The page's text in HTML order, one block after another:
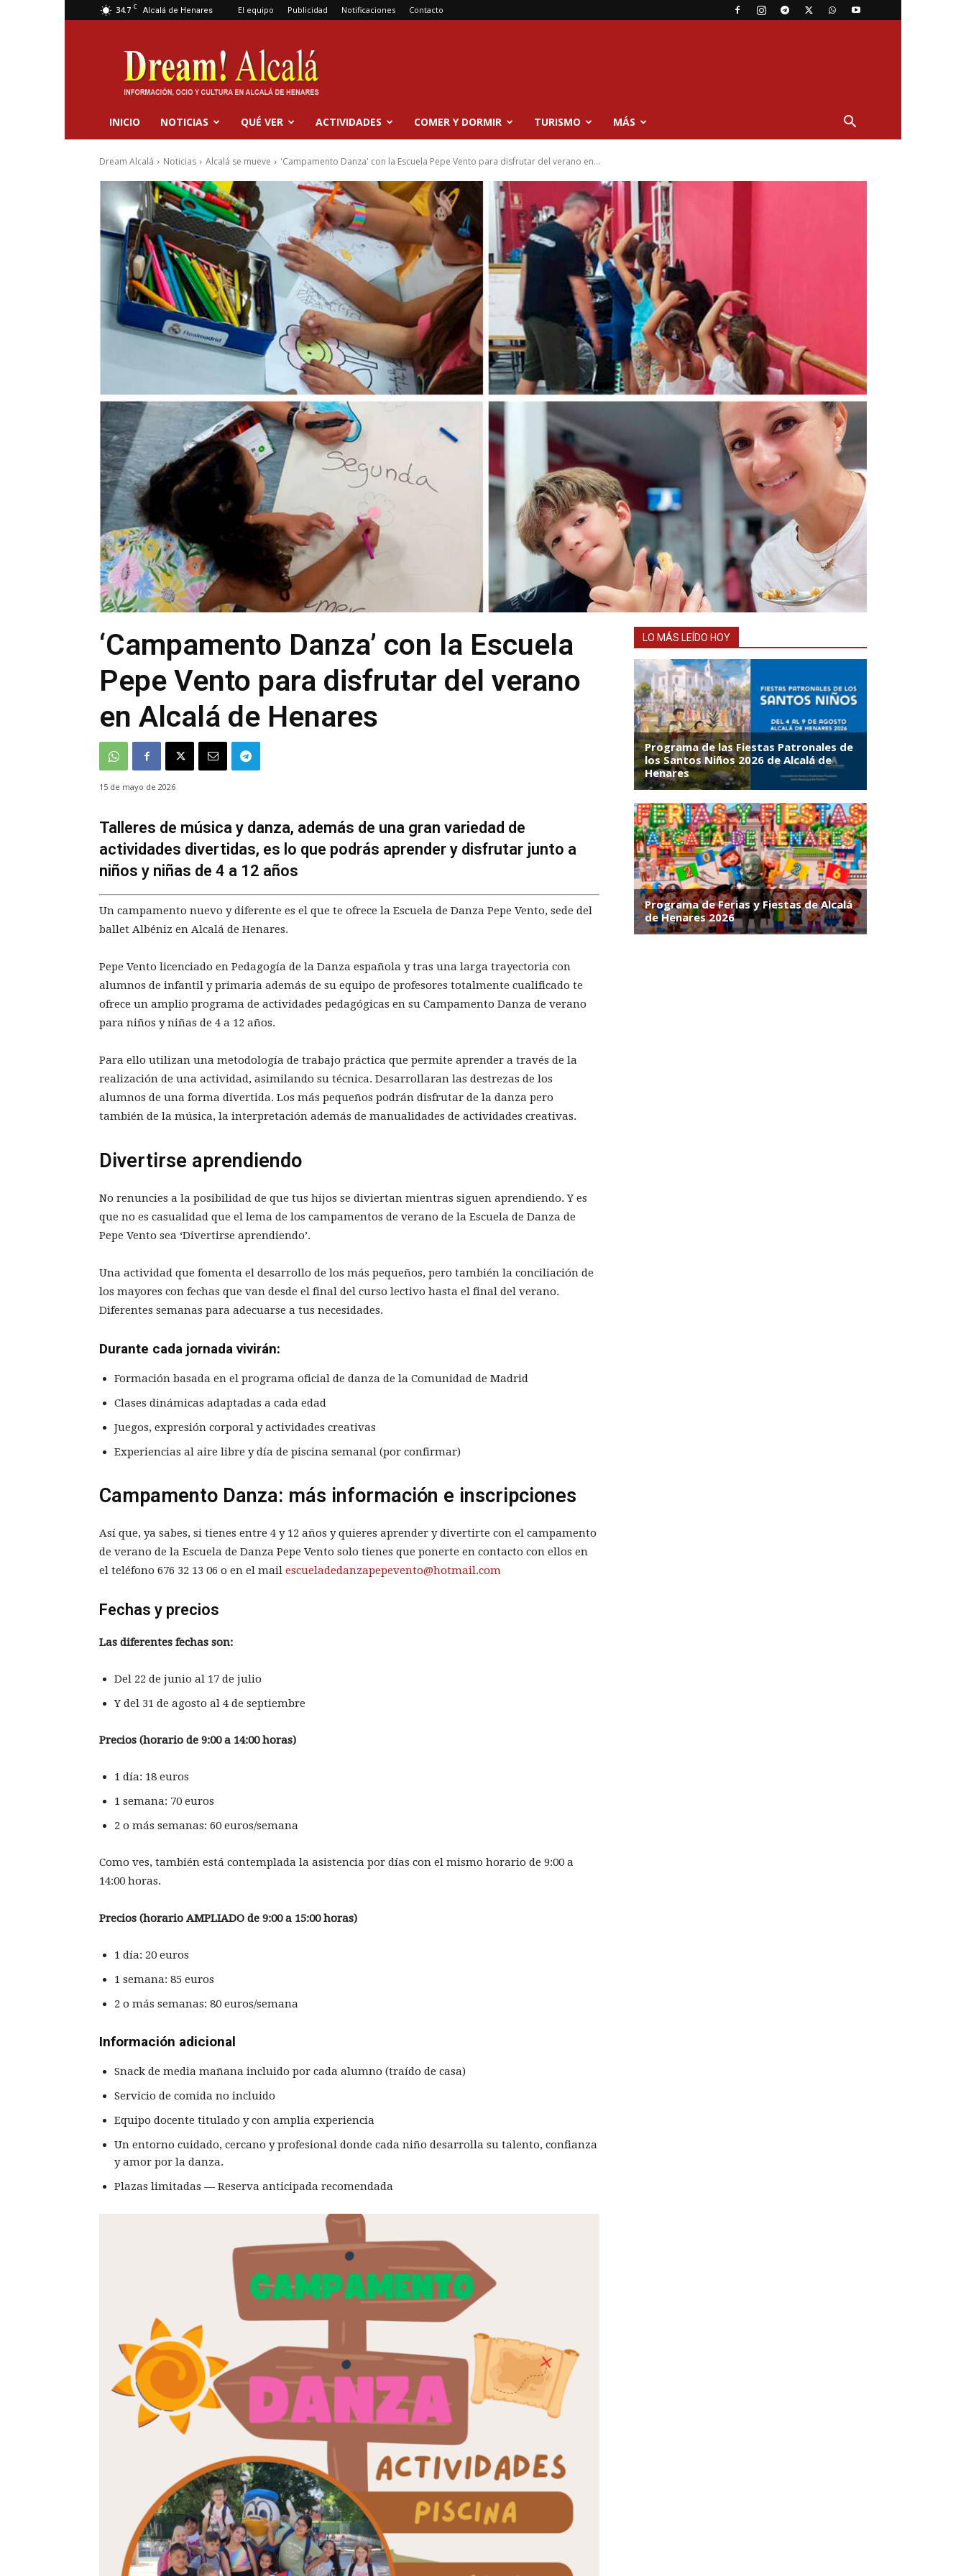
34.7 C Alcalá de Henares El equipo Publicidad Notificaciones Contacto
Dream
Alcalá
INICIO NOTICIAS QUÉ VER ACTIVIDADES COMER Y DORMIR TURISMO MÁS
Dream Alcalá Noticias Alcalá se mueve 'Campamento Danza' con la Escuela Pepe Vento para disfrutar del verano en...
‘Campamento Danza’ con la Escuela
Pepe Vento para disfrutar del verano
en Alcalá de Henares
15 de mayo de 2026
Talleres de música y danza, además de una gran variedad de
actividades divertidas, es lo que podrás aprender y disfrutar junto a
niños y niñas de 4 a 12 años
Un campamento nuevo y diferente es el que te ofrece la Escuela de Danza Pepe Vento, sede del
ballet Albéniz en Alcalá de Henares.
Pepe Vento licenciado en Pedagogía de la Danza española y tras una larga trayectoria con
alumnos de infantil y primaria además de su equipo de profesores totalmente cualificado te
ofrece un amplio programa de actividades pedagógicas en su Campamento Danza de verano
para niños y niñas de 4 a 12 años.
Para ello utilizan una metodología de trabajo práctica que permite aprender a través de la
realización de una actividad, asimilando su técnica. Desarrollaran las destrezas de los
alumnos de una forma divertida. Los más pequeños podrán disfrutar de la danza pero
también de la música, la interpretación además de manualidades de actividades creativas.
Divertirse aprendiendo
No renuncies a la posibilidad de que tus hijos se diviertan mientras siguen aprendiendo. Y es
que no es casualidad que el lema de los campamentos de verano de la Escuela de Danza de
Pepe Vento sea ‘Divertirse aprendiendo’.
Una actividad que fomenta el desarrollo de los más pequeños, pero también la conciliación de
los mayores con fechas que van desde el final del curso lectivo hasta el final del verano.
Diferentes semanas para adecuarse a tus necesidades.
Durante cada jornada vivirán:
Formación basada en el programa oficial de danza de la Comunidad de Madrid
Clases dinámicas adaptadas a cada edad
Juegos, expresión corporal y actividades creativas
Experiencias al aire libre y día de piscina semanal (por confirmar)
Campamento Danza: más información e inscripciones
Así que, ya sabes, si tienes entre 4 y 12 años y quieres aprender y divertirte con el campamento
de verano de la Escuela de Danza Pepe Vento solo tienes que ponerte en contacto con ellos en
el teléfono 676 32 13 06 o en el mail escueladedanzapepevento@hotmail.com
Fechas y precios
Las diferentes fechas son:
Del 22 de junio al 17 de julio
Y del 31 de agosto al 4 de septiembre
Precios (horario de 9:00 a 14:00 horas)
1 día: 18 euros
1 semana: 70 euros
2 o más semanas: 60 euros/semana
Como ves, también está contemplada la asistencia por días con el mismo horario de 9:00 a
14:00 horas.
Precios (horario AMPLIADO de 9:00 a 15:00 horas)
1 día: 20 euros
1 semana: 85 euros
2 o más semanas: 80 euros/semana
Información adicional
Snack de media mañana incluido por cada alumno (traído de casa)
Servicio de comida no incluido
Equipo docente titulado y con amplia experiencia
Un entorno cuidado, cercano y profesional donde cada niño desarrolla su talento, confianza
y amor por la danza.
Plazas limitadas — Reserva anticipada recomendada
LO MÁS LEÍDO HOY